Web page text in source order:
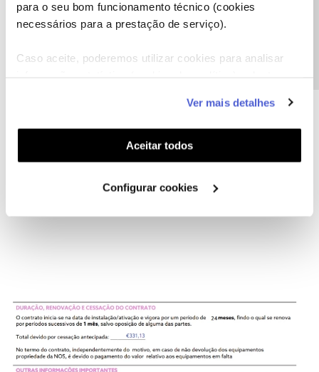
para o seu bom funcionamento técnico (cookies
necessários para a prestação de serviço).
Caso aceite, poderemos utilizar cookies para analisar
funcionalidades (cookies de personalização e
funcionalidade) e adaptar anúncios aos seus interesses
(cookies de publicidade personalizada). Pode gerir a
utilização dos cookies clicando em "Configurar
Ver mais detalhes
Aceitar todos
Configurar cookies